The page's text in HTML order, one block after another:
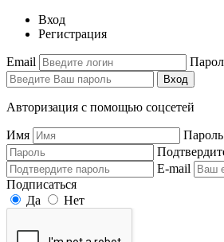
Вход
Регистрация
Email
Вход
Авторизация с помощью соцсетей
Имя
Пароль
E-mail
Подписаться
Да
Нет